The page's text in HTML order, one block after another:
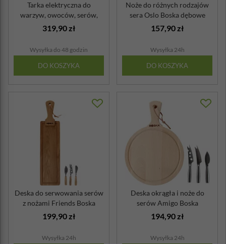
Tarka elektryczna do
warzyw, owoców, serów,
orzechów z wy...
319,90 zł
Wysyłka do 48 godzin
DO KOSZYKA
Noże do różnych rodzajów
sera Oslo Boska dębowe
uchwyty
157,90 zł
Wysyłka 24h
DO KOSZYKA
Deska do serwowania serów
z nożami Friends Boska
199,90 zł
Wysyłka 24h
Deska okrągła i noże do
serów Amigo Boska
194,90 zł
Wysyłka 24h